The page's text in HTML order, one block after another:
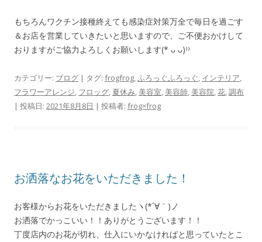
もちろんワクチン接種終えても感染症対策万全で毎日を過ごす
＆お店を営業していきたいと思いますので、ご不便おかけして
おりますがご協力よろしくお願いします(* ᴗ ᴗ)⁾⁾
カテゴリー: ブログ | タグ: frogfrog,ふろっぐふろっぐ, インテリア,
フラワーアレンジ, フロッグ, 夏休み, 美容室, 美容師, 美容院,花,調布
| 投稿日: 2021年8月8日 | 投稿者: frog×frog
お洒落なお花をいただきました！
お客様からお花をいただきましたヽ(*´∀｀)ノ
お洒落でかっこいい！！ありがとうございます！！
丁度店内のお花が切れ、仕入にいかなければと思っていたとこ